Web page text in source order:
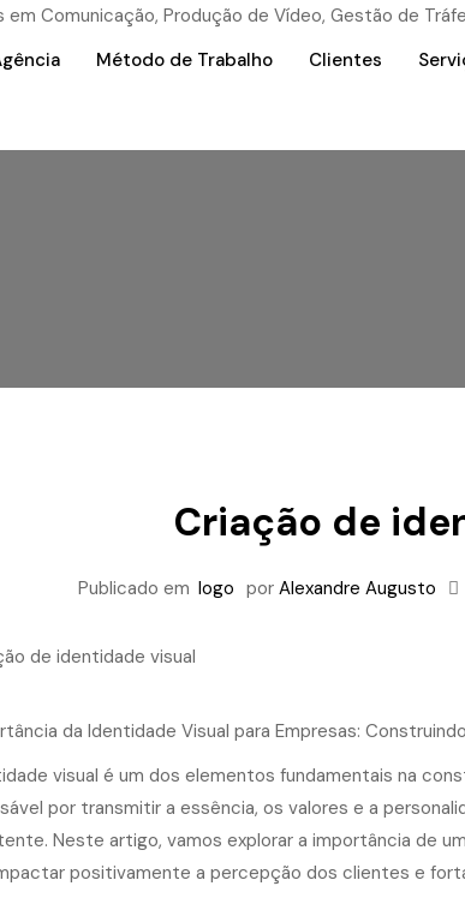
Método de Trabalho Clientes
Criação de
Publicado em logo por Alexandre Augusto
da Identidade Visual para Empresas:
visual é um dos elementos fundamentais na
por transmitir a essência, os valores e a
Neste artigo, vamos explorar a importância de
positivamente a percepção dos clientes e